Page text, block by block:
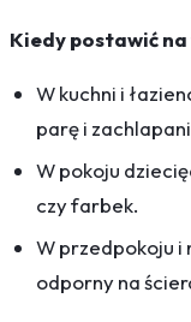
Kiedy postawić na
W kuchni i
parę i
W pokoju
czy farbek.
W przedpokoju i
odporny na